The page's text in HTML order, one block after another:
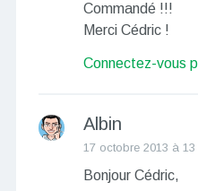
Commandé !!!
Merci Cédric !
Connectez-vous
Albin
17 octobre 2013 à 13
Bonjour Cédric,